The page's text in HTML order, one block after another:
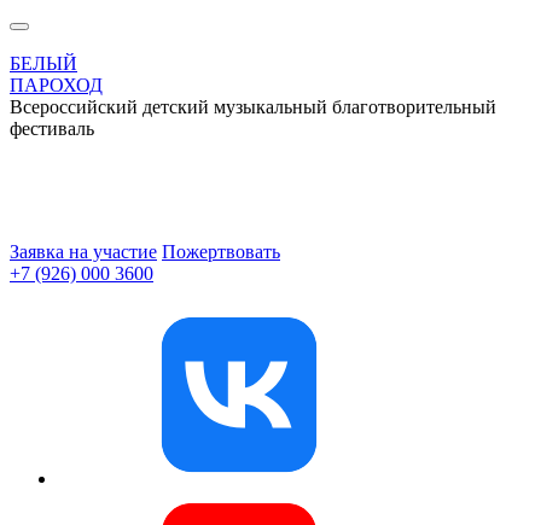
БЕЛЫЙ
ПАРОХОД
Всероссийский детский музыкальный благотворительный
фестиваль
Заявка на участие Пожертвовать
+7 (926) 000 3600